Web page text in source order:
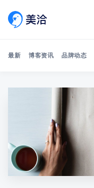
最新 博客资讯 品牌动态